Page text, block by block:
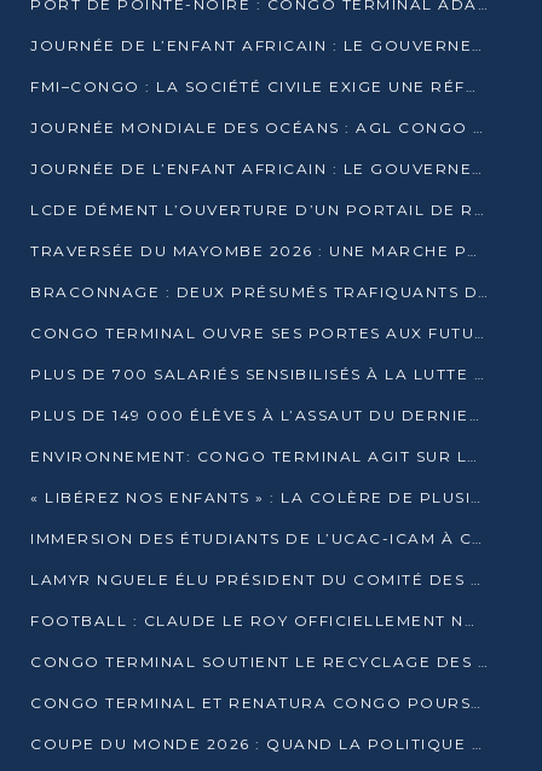
PORT DE POINTE-NOIRE : CONGO TERMINAL ADAPTE SON DRAGAGE AUX SABLES BITUMINEUX
JOURNÉE DE L’ENFANT AFRICAIN : LE GOUVERNEMENT RÉAFFIRME SON ENGAGEMENT POUR L’ACCÈS À L’EAU ET À L’ASSAINISSEMENT
FMI–CONGO : LA SOCIÉTÉ CIVILE EXIGE UNE RÉFORME DE LA FISCALITÉ PÉTROLIÈRE
JOURNÉE MONDIALE DES OCÉANS : AGL CONGO MOBILISE SES COLLABORATEURS POUR LA PRÉSERVATION DE LA BIODIVERSITÉ MARINE
JOURNÉE DE L’ENFANT AFRICAIN : LE GOUVERNEMENT MOBILISÉ POUR L’HYGIÈNE DANS LES ORPHELINATS
LCDE DÉMENT L’OUVERTURE D’UN PORTAIL DE RECRUTEMENT ET APPELLE À LA VIGILANCE
TRAVERSÉE DU MAYOMBE 2026 : UNE MARCHE POUR SENSIBILISER ET DÉPISTER AU DIABÈTE
BRACONNAGE : DEUX PRÉSUMÉS TRAFIQUANTS D’HIPPOPOTAME ÉCROUÉS À BRAZZAVILLE
CONGO TERMINAL OUVRE SES PORTES AUX FUTURS INGÉNIEURS DE L’UCAC-ICAM
PLUS DE 700 SALARIÉS SENSIBILISÉS À LA LUTTE CONTRE LA TUBERCULOSE À CONGO TERMINAL
PLUS DE 149 000 ÉLÈVES À L’ASSAUT DU DERNIER CEPE
ENVIRONNEMENT: CONGO TERMINAL AGIT SUR LE TERRAIN ET FORME LES PLUS JEUNES
« LIBÉREZ NOS ENFANTS » : LA COLÈRE DE PLUSIEURS MÈRES À BRAZZAVILLE CONTRE LA DGSP
IMMERSION DES ÉTUDIANTS DE L’UCAC-ICAM À CONGO TERMINAL
LAMYR NGUELE ÉLU PRÉSIDENT DU COMITÉ DES MEMBRES D’HONNEUR DU PCT
FOOTBALL : CLAUDE LE ROY OFFICIELLEMENT NOMMÉ SÉLECTIONNEUR DU CONGO
CONGO TERMINAL SOUTIENT LE RECYCLAGE DES DÉCHETS PLASTIQUES À POINTE-NOIRE
CONGO TERMINAL ET RENATURA CONGO POURSUIVENT LEUR COMBAT POUR LA BIODIVERSITÉ
COUPE DU MONDE 2026 : QUAND LA POLITIQUE MENACE L’UNIVERSALITÉ DU FOOTBALL